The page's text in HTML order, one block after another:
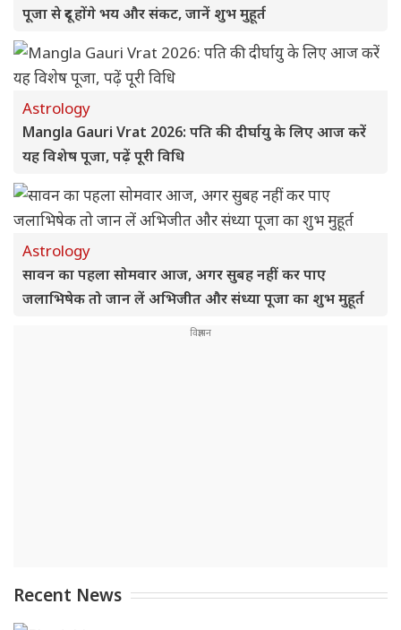
पूजा से दूर होंगे भय और संकट, जानें शुभ मुहूर्त
Astrology
Mangla Gauri Vrat 2026: पति की दीर्घायु के लिए आज करें
यह विशेष पूजा, पढ़ें पूरी विधि
Astrology
सावन का पहला सोमवार आज, अगर सुबह नहीं कर पाए
जलाभिषेक तो जान लें अभिजीत और संध्या पूजा का शुभ मुहूर्त
Recent News